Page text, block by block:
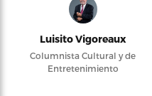
Luisito Vigoreaux
Columnista Cultural y de
Entretenimiento